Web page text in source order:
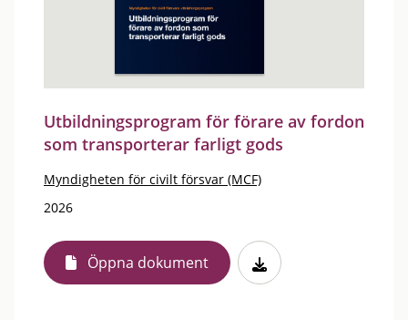
Utbildningsprogram för förare av fordon
som transporterar farligt gods
Myndigheten för civilt försvar (MCF)
2026
Öppna dokument